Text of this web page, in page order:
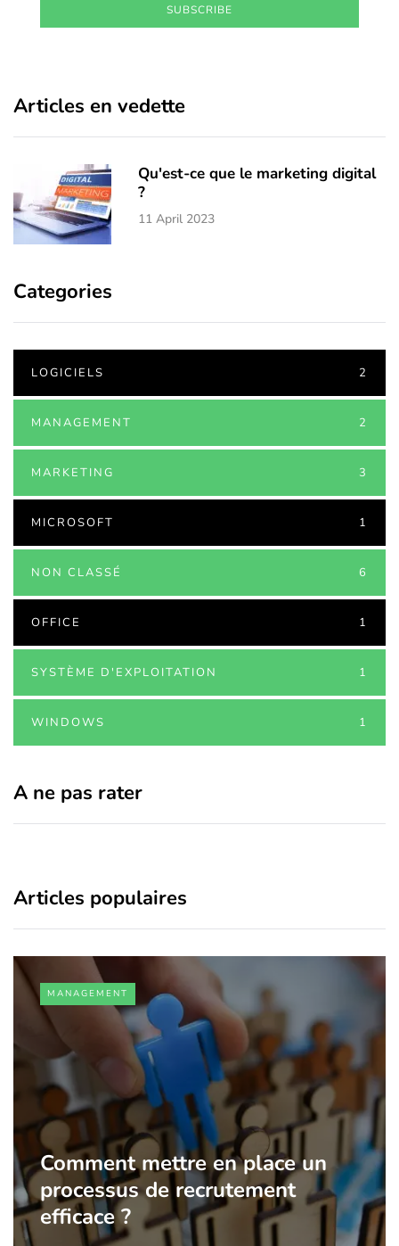
SUBSCRIBE
Articles en vedette
Qu'est-ce que le marketing digital
?
11 April 2023
Categories
LOGICIELS 2
MANAGEMENT 2
MARKETING 3
MICROSOFT 1
NON CLASSÉ 6
OFFICE 1
SYSTÈME D'EXPLOITATION 1
WINDOWS 1
A ne pas rater
Articles populaires
MANAGEMENT
Comment mettre en place un
processus de recrutement
efficace ?